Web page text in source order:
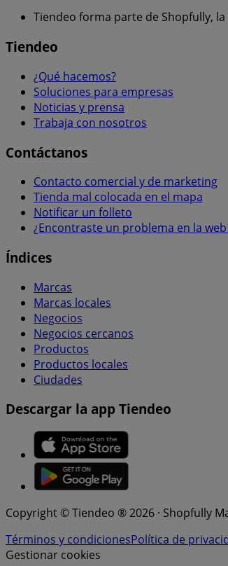
Tiendeo forma parte de Shopfully,
Tiendeo
¿Qué hacemos?
Soluciones para empresas
Noticias y prensa
Trabaja con nosotros
Contáctanos
Contacto comercial y de marketing
Tienda mal colocada en el mapa
Notificar un folleto
¿Encontraste un problema en la
Índices
Marcas
Marcas locales
Negocios
Negocios cercanos
Productos
Productos locales
Ciudades
Descargar la app Tiendeo
Copyright © Tiendeo ® 2026 · Shopfully
Términos y condicionesPolítica de
Gestionar cookies